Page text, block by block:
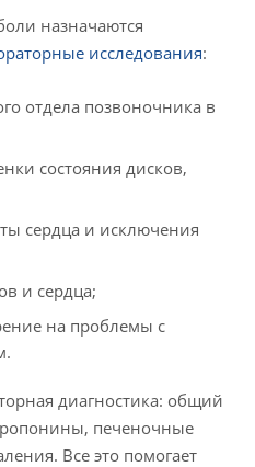
назначаются
исследования:
отдела позвоночника в
состояния дисков,
сердца и исключения
и сердца;
на проблемы с
диагностика: общий
печеночные
Все это помогает